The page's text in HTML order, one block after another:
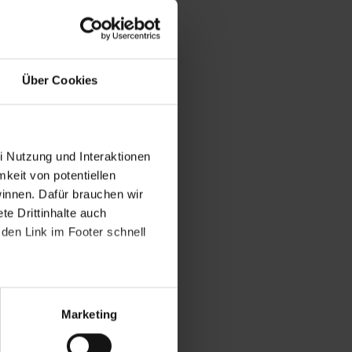
Über Cookies
Nutzung und Interaktionen
von potentiellen
Dafür brauchen wir
Drittinhalte auch
Link im Footer schnell
Marketing